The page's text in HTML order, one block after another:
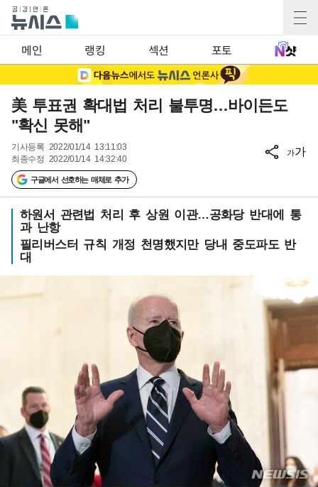
메인 랭킹 섹션 포토
美 투표권 확대법 처리 불투명…바이든도
"확신 못해"
기사등록 2022/01/14 13:11:03
최종수정 2022/01/14 14:32:40
구글에서 선호하는 매체로 추가
가가
하원서 관련법 처리 후 상원 이관…공화당 반대에 통
과 난항
필리버스터 규칙 개정 천명했지만 당내 중도파도 반
대